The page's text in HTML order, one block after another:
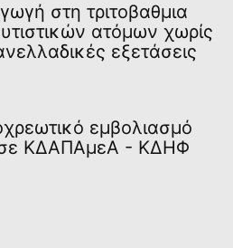
στη τριτοβαθμια
ατόμων χωρίς
εξετάσεις
εμβολιασμό
ΚΔΑΠΑμεΑ - ΚΔΗΦ